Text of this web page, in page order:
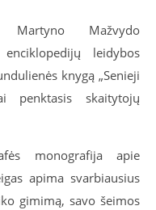
Martyno Mažvydo
leidybos
knygą „Senieji
penktasis skaitytojų
monografija apie
apima svarbiausius
gimimą, savo šeimos